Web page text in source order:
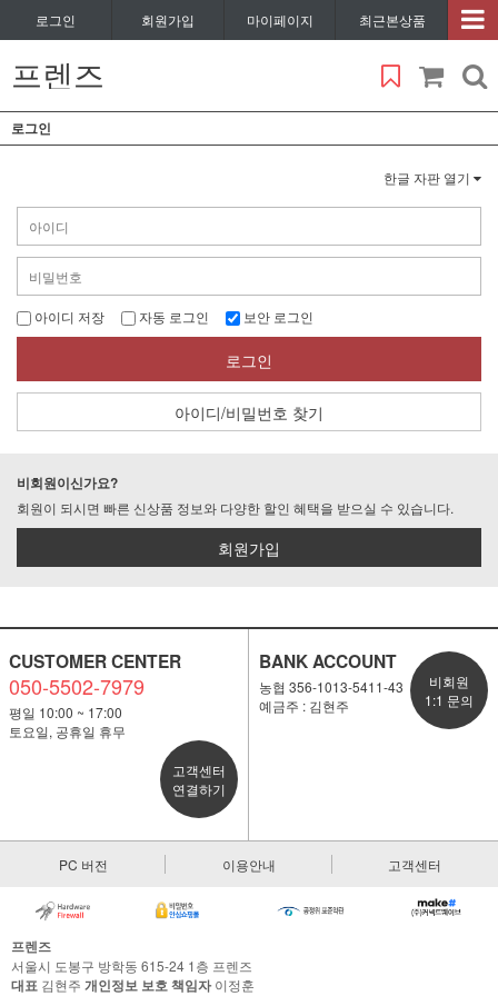
로그인 회원가입 마이페이지 최근본상품
프렌즈
로그인
한글 자판 열기
아이디 저장 자동 로그인 보안 로그인
로그인
아이디/비밀번호 찾기
비회원이신가요?
회원이 되시면 빠른 신상품 정보와 다양한 할인 혜택을 받으실 수 있습니다.
회원가입
CUSTOMER CENTER
050-5502-7979
평일 10:00 ~ 17:00
토요일, 공휴일 휴무
고객센터
연결하기
BANK ACCOUNT
농협 356-1013-5411-43
예금주 : 김현주
비회원
1:1 문의
PC 버전 이용안내 고객센터
프렌즈
서울시 도봉구 방학동 615-24 1층 프렌즈
대표 김현주 개인정보 보호 책임자이정훈